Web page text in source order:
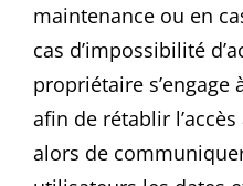
maintenance ou en
cas d’impossibilité
propriétaire
afin de rétablir
alors de